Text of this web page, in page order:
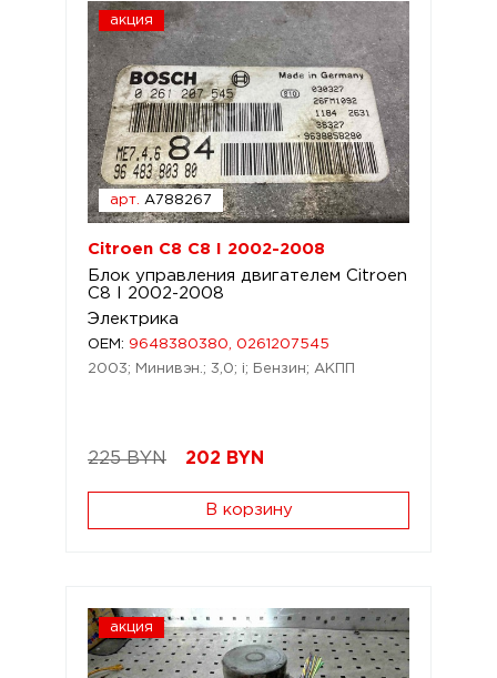
акция
арт. A788267
Citroen C8 C8 I 2002-2008
Блок управления двигателем Citroen
C8 I 2002-2008
Электрика
OEM: 9648380380, 0261207545
2003; Минивэн.; 3,0; i; Бензин; АКПП
225 BYN 202 BYN
В корзину
акция